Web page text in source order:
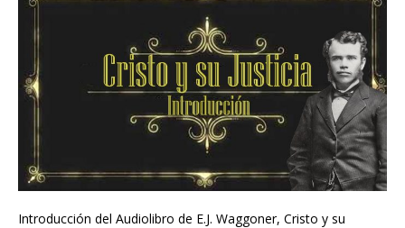
Introducción del Audiolibro de E.J. Waggoner, Cristo y su